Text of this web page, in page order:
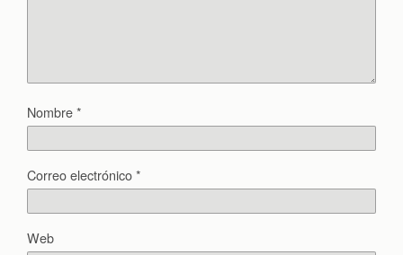
Nombre*
Correo electrónico*
Web